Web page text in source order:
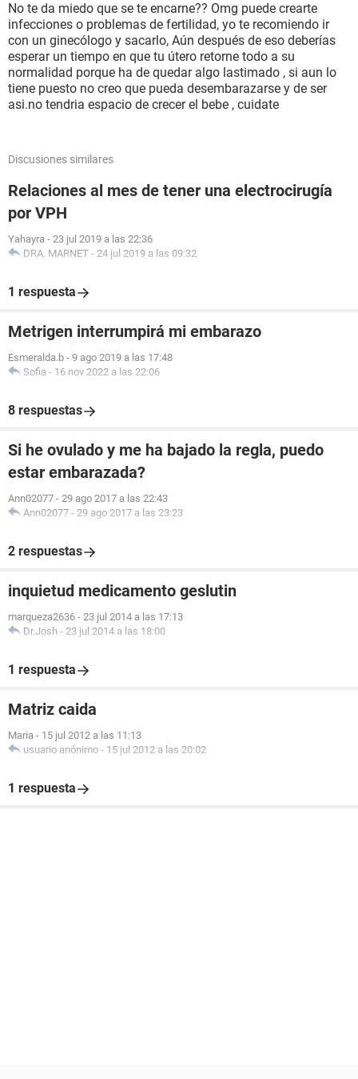
No te da miedo que se te encarne?? Omg puede crearte
infecciones o problemas de fertilidad, yo te recomiendo ir
con un ginecólogo y sacarlo, Aún después de eso deberías
esperar un tiempo en que tu útero retorne todo a su
normalidad porque ha de quedar algo lastimado , si aun lo
tiene puesto no creo que pueda desembarazarse y de ser
asi.no tendria espacio de crecer el bebe , cuidate
Discusiones similares
Relaciones al mes de tener una electrocirugía
por VPH
Yahayra - 23 jul 2019 a las 22:36
DRA. MARNET - 24 jul 2019 a las 09:32
1 respuesta
Metrigen interrumpirá mi embarazo
Esmeralda.b - 9 ago 2019 a las 17:48
Sofia - 16 nov 2022 a las 22:06
8 respuestas
Si he ovulado y me ha bajado la regla, puedo
estar embarazada?
Ann02077 - 29 ago 2017 a las 22:43
Ann02077 - 29 ago 2017 a las 23:23
2 respuestas
inquietud medicamento geslutin
marqueza2636 - 23 jul 2014 a las 17:13
Dr.Josh - 23 jul 2014 a las 18:00
1 respuesta
Matriz caida
Maria - 15 jul 2012 a las 11:13
usuario anónimo - 15 jul 2012 a las 20:02
1 respuesta